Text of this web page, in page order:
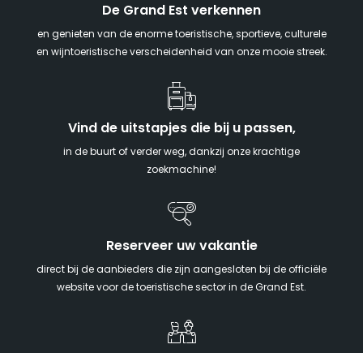
De Grand Est verkennen
en genieten van de enorme toeristische, sportieve, culturele
en wijntoeristische verscheidenheid van onze mooie streek.
Vind de uitstapjes die bij u passen,
in de buurt of verder weg, dankzij onze krachtige
zoekmachine!
Reserveer uw vakantie
direct bij de aanbieders die zijn aangesloten bij de officiële
website voor de toeristische sector in de Grand Est.